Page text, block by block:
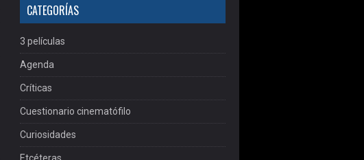
CATEGORÍAS
3 películas
Agenda
Críticas
Cuestionario cinematófilo
Curiosidades